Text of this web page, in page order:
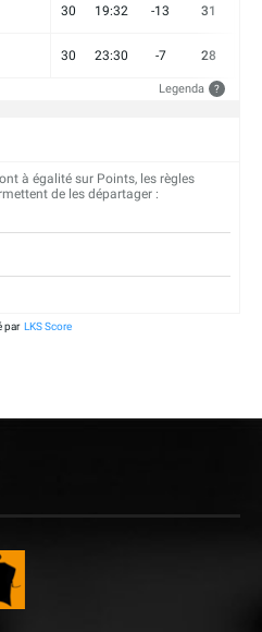
30 19:32 -13 31
30 23:30 -7 28
Legenda ?
à égalité sur Points, les règles
de les départager :
par LKS Score